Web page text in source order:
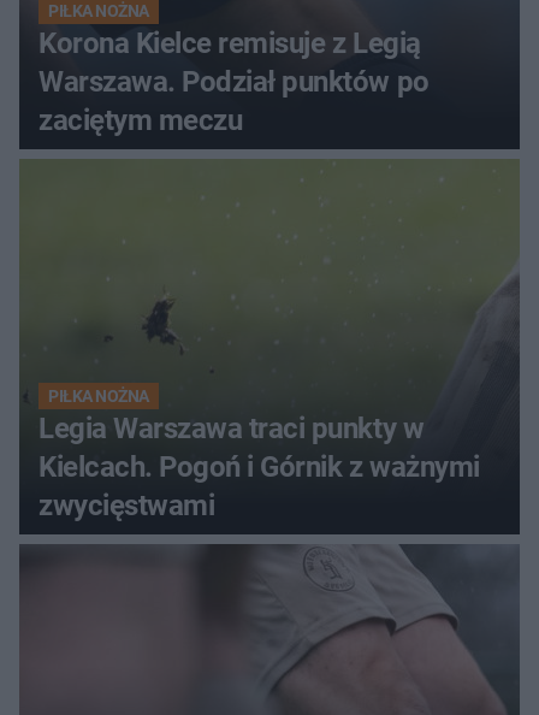
PIŁKA NOŻNA
Korona Kielce remisuje z Legią
Warszawa. Podział punktów po
zaciętym meczu
PIŁKA NOŻNA
Legia Warszawa traci punkty w
Kielcach. Pogoń i Górnik z ważnymi
zwycięstwami